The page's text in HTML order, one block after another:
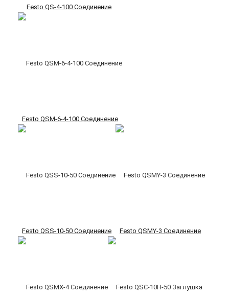
Festo QS-4-100 Соединение
Festo QSM-6-4-100 Соединение
Festo QSS-10-50 Соединение Festo QSMY-3 Соединение